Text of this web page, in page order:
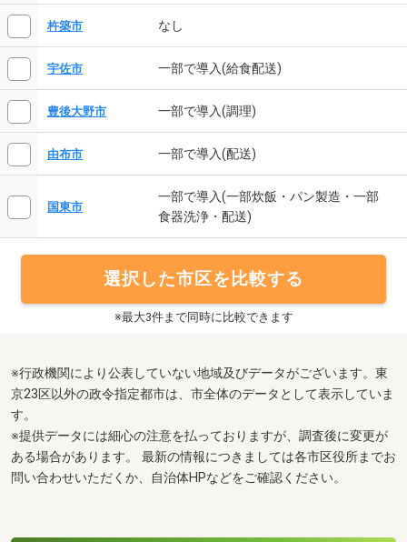
杵築市 なし
宇佐市 一部で導入(給食配送)
豊後大野市 一部で導入(調理)
由布市 一部で導入(配送)
国東市
一部で導入(一部炊飯・パン製造・一部
食器洗浄・配送)
選択した市区を比較する
※最大3件まで同時に比較できます
※行政機関により公表していない地域及びデータがございます。東
京23区以外の政令指定都市は、市全体のデータとして表示していま
す。
※提供データには細心の注意を払っておりますが、調査後に変更が
ある場合があります。 最新の情報につきましては各市区役所までお
問い合わせいただくか、自治体HPなどをご確認ください。